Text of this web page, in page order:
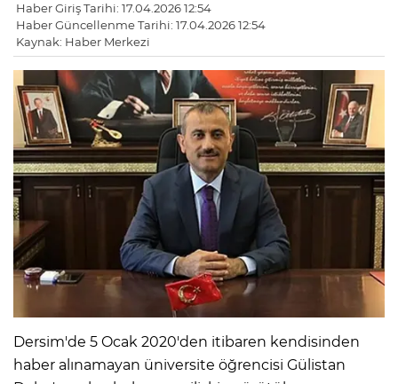
Haber Giriş Tarihi: 17.04.2026 12:54
Haber Güncellenme Tarihi: 17.04.2026 12:54
Kaynak: Haber Merkezi
Dersim'de 5 Ocak 2020'den itibaren kendisinden
haber alınamayan üniversite öğrencisi Gülistan